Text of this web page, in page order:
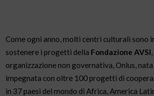
Come ogni anno, molti centri culturali sono
sostenere i progetti della Fondazione AVSI
organizzazione non governativa, Onlus,
impegnata con oltre 100 progetti di
in 37 paesi del mondo di Africa, America